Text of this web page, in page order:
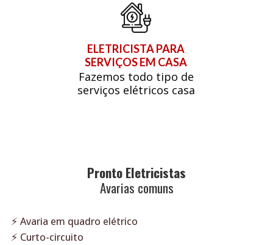
ELETRICISTA PARA
SERVIÇOS EM CASA
Fazemos todo tipo de
serviços elétricos casa
Pronto Eletricistas
Avarias comuns
⚡ Avaria em quadro elétrico
⚡ Curto-circuito